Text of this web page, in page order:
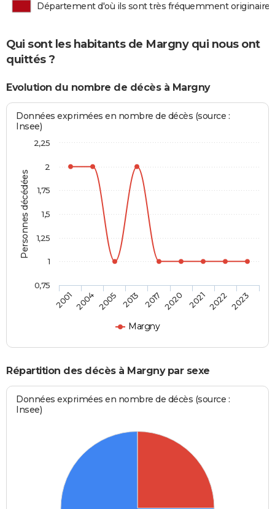
Département d'où ils sont très fréquemment originaires
Qui sont les habitants de Margny qui nous ont
quittés ?
Evolution du nombre de décès à Margny
Personnes décédées
Données exprimées en nombre de décès (source :
Insee)
Margny
20012004 2005 2013 2017 2020 202120222023
0,75
1
1,25
1,5
1,75
2
2,25
Répartition des décès à Margny par sexe
Données exprimées en nombre de décès (source :
Insee)